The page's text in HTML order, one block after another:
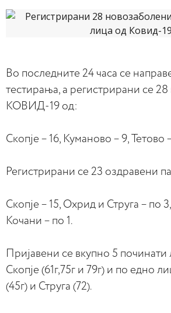
Во последните 24 часа се
тестирања, а регистрирани се 28
КОВИД-19 од:
Скопје – 16, Куманово – 9, Тетово
Регистрирани се 23 оздравени
Скопје – 15, Охрид и Струга – по
Кочани – по 1.
Пријавени се вкупно 5
Скопје (61г,75г и 79г) и по едно
(45г) и Струга (72).